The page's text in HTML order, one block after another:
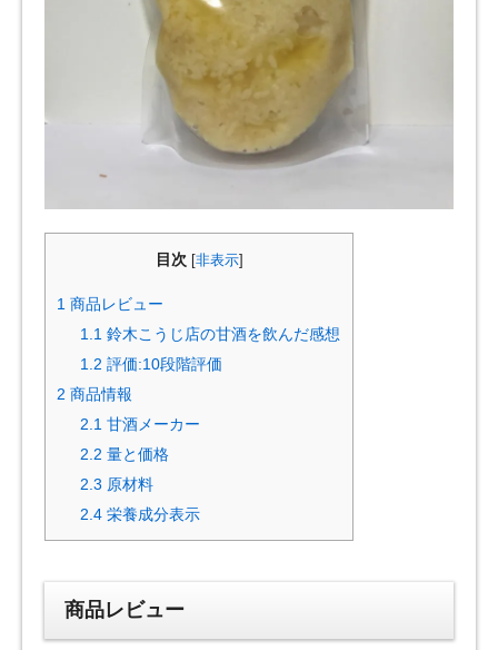
目次 非表示]
1 商品レビュー
1.1 鈴木こうじ店の甘酒を飲んだ感想
1.2 評価:10段階評価
2 商品情報
2.1 甘酒メーカー
2.2 量と価格
2.3 原材料
2.4 栄養成分表示
商品レビュー